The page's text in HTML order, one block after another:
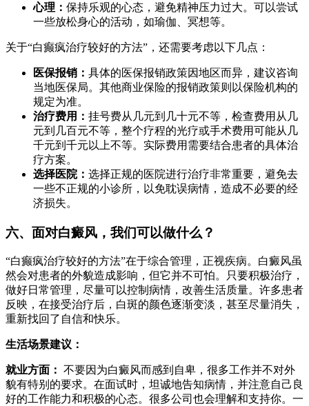
心理： 保持乐观的心态，避免精神压力过大。可以尝试
一些放松身心的活动，如瑜伽、冥想等。
关于“白癫疯治疗较好的方法”，还需要考虑以下几点：
医保报销： 具体的医保报销政策因地区而异，建议咨询
当地医保局。其他商业保险的报销政策则以保险机构的
规定为准。
治疗费用： 挂号费从几元到几十元不等，检查费用从几
元到几百元不等，整个疗程的光疗或手术费用可能从几
千元到千元以上不等。实际费用需要结合患者的具体治
疗方案。
选择医院： 选择正规的医院进行治疗非常重要，避免去
一些不正规的小诊所，以免耽误病情，造成不必要的经
济损失。
六、面对白癜风，我们可以做什么？
“白癫疯治疗较好的方法”在于综合管理，正视疾病。白癜风虽
然会对患者的外貌造成影响，但它并不可怕。只要积极治疗，
做好日常管理，尽量可以控制病情，改善生活质量。许多患者
反映，在接受治疗后，白斑的颜色逐渐变淡，甚至尽量消失，
重新找回了自信和快乐。
生活场景建议：
就业方面： 不要因为白癜风而感到自卑，很多工作并不对外
貌有特别的要求。在面试时，坦诚地告知病情，并注意自己良
好的工作能力和积极的心态。很多公司也会理解和支持你。一